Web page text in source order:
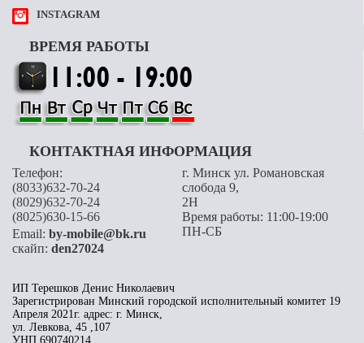
INSTAGRAM
ВРЕМЯ РАБОТЫ
КОНТАКТНАЯ ИНФОРМАЦИЯ
Телефон:
(8033)632-70-24
(8029)632-70-24
(8025)630-15-66
Email: by-mobile@bk.ru
скайп: den27024
г. Минск ул. Романовская
слобода 9,
2H
Время работы: 11:00-19:00
ПН-СБ
ИП Терешков Денис Николаевич
Зарегистрирован Минский городской исполнительный комитет 19
Апреля 2021г. адрес: г. Минск,
ул. Левкова, 45 ,107
УНП 690740214